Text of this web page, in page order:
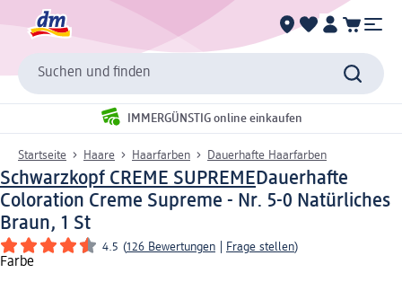
Suchen und finden
IMMERGÜNSTIG online einkaufen
Startseite Haare Haarfarben Dauerhafte Haarfarben
Schwarzkopf CREME SUPREMEDauerhafte
Coloration Creme Supreme - Nr. 5-0 Natürliches
Braun, 1 St
4.5 (126 Bewertungen Frage stellen)
Farbe